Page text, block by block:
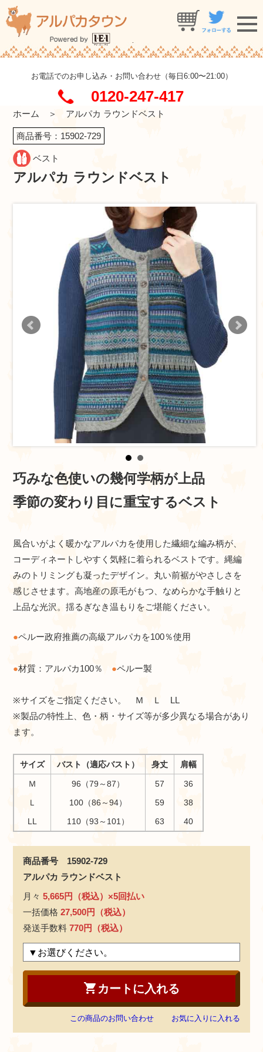
お電話でのお申し込み・お問い合わせ（毎日6:00〜21:00）
0120-247-417
ホーム ＞ アルパカ ラウンドベスト
商品番号：15902-729
ベスト
アルパカ ラウンドベスト
巧みな色使いの幾何学柄が上品
季節の変わり目に重宝するベスト
風合いがよく暖かなアルパカを使用した繊細な編み柄が、
コーディネートしやすく気軽に着られるベストです。縄編
みのトリミングも凝ったデザイン。丸い前裾がやさしさを
感じさせます。高地産の原毛がもつ、なめらかな手触りと
上品な光沢。揺るぎなき温もりをご堪能ください。
●ペルー政府推薦の高級アルパカを100％使用
●材質：アルパカ100％ ●ペルー製
※サイズをご指定ください。 Ｍ Ｌ LL
※製品の特性上、色・柄・サイズ等が多少異なる場合があり
ます。
サイズ バスト（適応バスト） 身丈 肩幅
Ｍ 96（79～87） 57
36
Ｌ
100（86～94） 59
38
LL
110（93～101） 63 40
商品番号 15902-729
アルパカ ラウンドベスト
月々 5,665円（税込）×5回払い
一括価格 27,500円（税込）
発送手数料 770円（税込）
shopping_cart カートに入れる
この商品のお問い合わせ お気に入りに入れる